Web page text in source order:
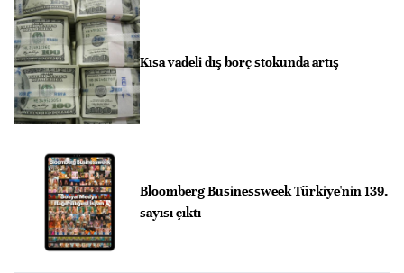
Kısa vadeli dış borç stokunda artış
Bloomberg Businessweek Türkiye'nin 139.
sayısı çıktı